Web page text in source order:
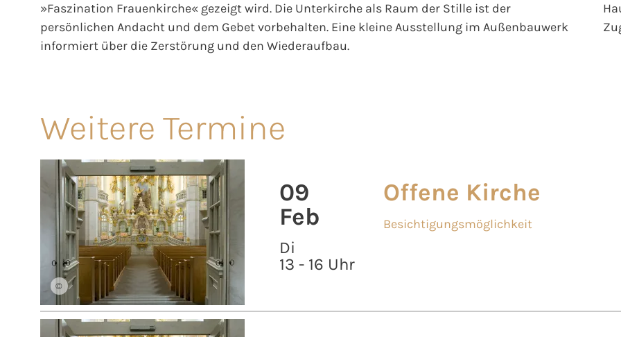
»Faszination Frauenkirche« gezeigt wird. Die Unterkirche als Raum der Stille ist der
persönlichen Andacht und dem Gebet vorbehalten. Eine kleine Ausstellung im Außenbauwerk
informiert über die Zerstörung und den Wiederaufbau.
Weitere Termine
©
09
Feb
Di
13 - 16 Uhr
Offene Kirche
Besichtigungsmöglichkeit